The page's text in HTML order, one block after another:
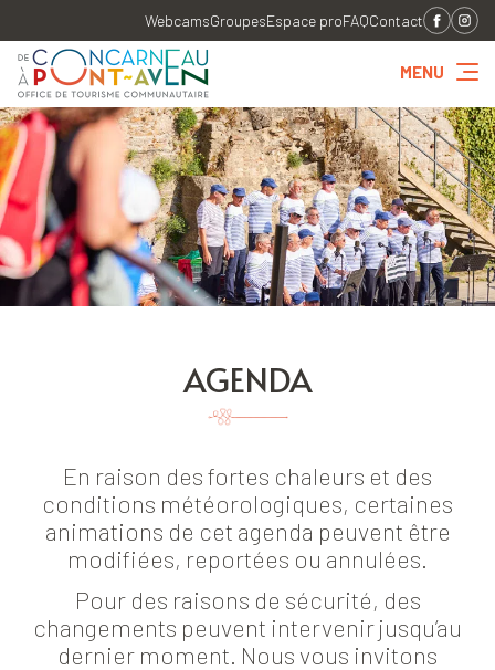
WebcamsGroupesEspace proFAQContact
MENU
AGENDA
En raison des fortes chaleurs et des
conditions météorologiques, certaines
animations de cet agenda peuvent être
modifiées, reportées ou annulées.
Pour des raisons de sécurité, des
changements peuvent intervenir jusqu’au
dernier moment. Nous vous invitons